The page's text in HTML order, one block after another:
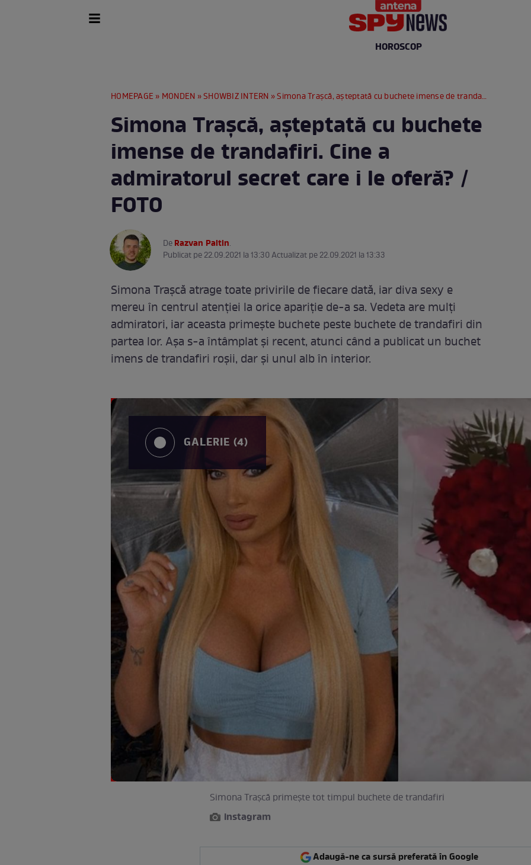
HOROSCOP
HOMEPAGE » MONDEN »SHOWBIZ INTERN » Simona Trașcă, așteptată cu buchete imense de trandafiri. Cine a admiratorul secret care i le oferă? / FOTO
Simona Trașcă, așteptată cu buchete
imense de trandafiri. Cine a
admiratorul secret care i le oferă? /
FOTO
DeRazvan Paltin.
Publicat pe 22.09.2021 la 13:30 Actualizat pe 22.09.2021 la 13:33
Simona Trașcă atrage toate privirile de fiecare dată, iar diva sexy e
mereu în centrul atenției la orice apariție de-a sa. Vedeta are mulți
admiratori, iar aceasta primește buchete peste buchete de trandafiri din
partea lor. Așa s-a întâmplat și recent, atunci când a publicat un buchet
imens de trandafiri roșii, dar și unul alb în interior.
GALERIE (4)
Simona Trașcă primește tot timpul buchete de trandafiri
instagram
Adaugă-ne ca sursă preferată în Google